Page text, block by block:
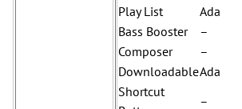
Play List
Ada
Bass Booster
–
Composer
–
DownloadableAda
Shortcut
–